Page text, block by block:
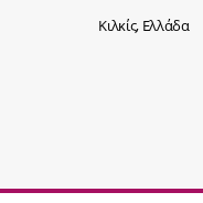
Κιλκίς, Ελλάδα